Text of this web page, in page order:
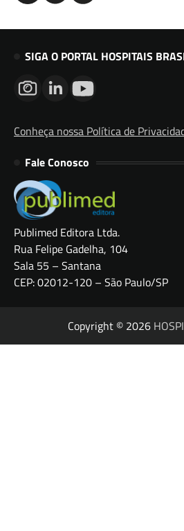
SIGA O PORTAL HOSPITAIS
Conheça nossa Política de
Fale Conosco
Publimed Editora Ltda.
Rua Felipe Gadelha, 104
Sala 55 – Santana
CEP: 02012-120 – São Paulo/SP
Copyright © 2026